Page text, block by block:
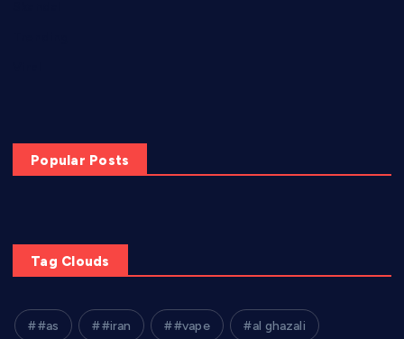
Popular Posts
Tag Clouds
#as #iran #vape al ghazali